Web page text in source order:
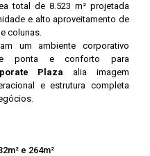
total de 8.523 m² projetada
e alto aproveitamento de
colunas.
um ambiente corporativo
ponta e conforto para
Plaza alia imagem
e estrutura completa
e 264m²